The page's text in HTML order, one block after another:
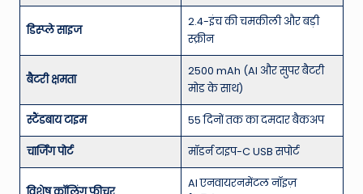
डिस्प्ले साइज
2.4-इंच की चमकीली और बड़ी
स्क्रीन
बैटरी क्षमता
2500 mAh (AI और सुपर बैटरी
मोड के साथ)
स्टैंडबाय टाइम 55 दिनों तक का दमदार बैकअप
चार्जिंग पोर्ट मॉडर्न टाइप-C USB सपोर्ट
AI एनवायरनमेंटल नॉइज़